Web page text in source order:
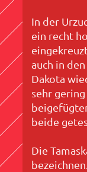
In der
ein recht
auch in
Dakota
sehr
beide
Die